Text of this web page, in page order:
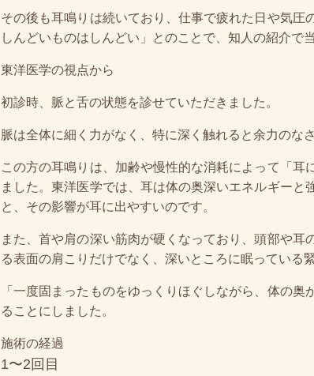
その後も耳鳴りは続いており、仕事で疲れた日や気圧
しんどいものはしんどい」とのことで、知人の紹介で当
東洋医学の視点から
初診時、脈と舌の状態を診せていただきました。
脈は全体に細く力がなく、特に深く触れると余力のな
この方の耳鳴りは、加齢や慢性的な消耗によって「耳
ました。東洋医学では、耳は体の奥深いエネルギー
と、その影響が耳に出やすいのです。
また、首や肩の深い筋肉が硬くなっており、頭部や
る表面の肩こりだけでなく、深いところに眠っている
「一度固まったものをゆっくりほぐしながら、体の
ることにしました。
施術の経過
1〜2回目